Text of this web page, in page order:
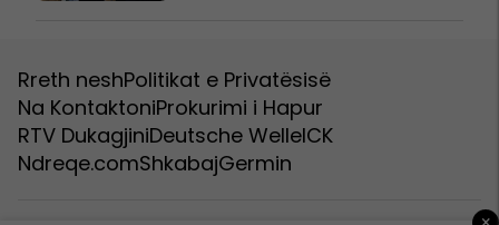
Rreth neshPolitikat e Privatësisë
Na KontaktoniProkurimi i Hapur
RTV DukagjiniDeutsche WelleICK
Ndreqe.comShkabajGermin